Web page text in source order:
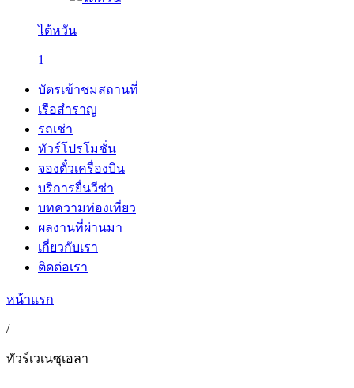
ไต้หวัน
1
บัตรเข้าชมสถานที่
เรือสำราญ
รถเช่า
ทัวร์โปรโมชั่น
จองตั๋วเครื่องบิน
บริการยื่นวีซ่า
บทความท่องเที่ยว
ผลงานที่ผ่านมา
เกี่ยวกับเรา
ติดต่อเรา
หน้าแรก
/
ทัวร์เวเนซุเอลา